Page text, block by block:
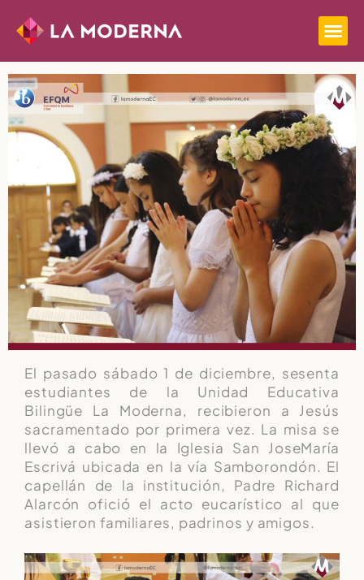
El pasado sábado 1 de diciembre, sesenta
estudiantes de la Unidad Educativa
Bilingüe La Moderna, recibieron a Jesús
sacramentado por primera vez. La misa se
llevó a cabo en la Iglesia San JoseMaría
Escrivá ubicada en la vía Samborondón. El
capellán de la institución, Padre Richard
Alarcón ofició el acto eucarístico al que
asistieron familiares, padrinos y amigos.